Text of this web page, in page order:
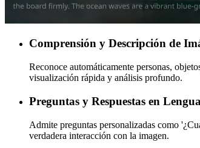
Comprensión y Descripción de
Reconoce automáticamente personas,
visualización rápida y análisis profundo.
Preguntas y Respuestas en
Admite preguntas personalizadas como
verdadera interacción con la imagen.